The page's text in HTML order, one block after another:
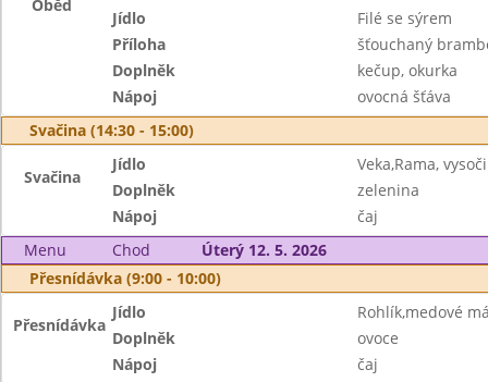
Oběd
Jídlo
Filé se sýrem
Příloha
šťouchaný
Doplněk
kečup, okurka
Nápoj
ovocná šťáva
Svačina (14:30 - 15:00)
Svačina
Jídlo
Veka,Rama,
Doplněk
zelenina
Nápoj
čaj
Menu
Chod
Úterý 12. 5. 2026
Přesnídávka (9:00 - 10:00)
Přesnídávka
Jídlo
Rohlík,medové
Doplněk
ovoce
Nápoj
čaj